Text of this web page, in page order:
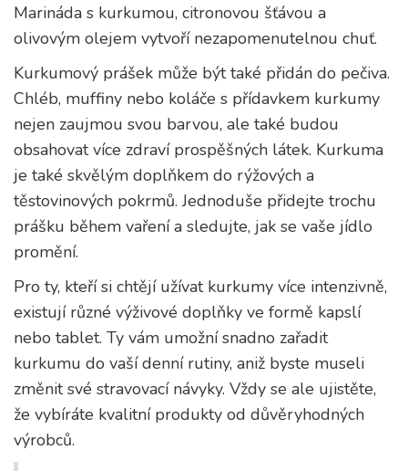
Marináda s kurkumou, citronovou šťávou a
olivovým olejem vytvoří nezapomenutelnou chuť.
Kurkumový prášek může být také přidán do pečiva.
Chléb, muffiny nebo koláče s přídavkem kurkumy
nejen zaujmou svou barvou, ale také budou
obsahovat více zdraví prospěšných látek. Kurkuma
je také skvělým doplňkem do rýžových a
těstovinových pokrmů. Jednoduše přidejte trochu
prášku během vaření a sledujte, jak se vaše jídlo
promění.
Pro ty, kteří si chtějí užívat kurkumy více intenzivně,
existují různé výživové doplňky ve formě kapslí
nebo tablet. Ty vám umožní snadno zařadit
kurkumu do vaší denní rutiny, aniž byste museli
změnit své stravovací návyky. Vždy se ale ujistěte,
že vybíráte kvalitní produkty od důvěryhodných
výrobců.